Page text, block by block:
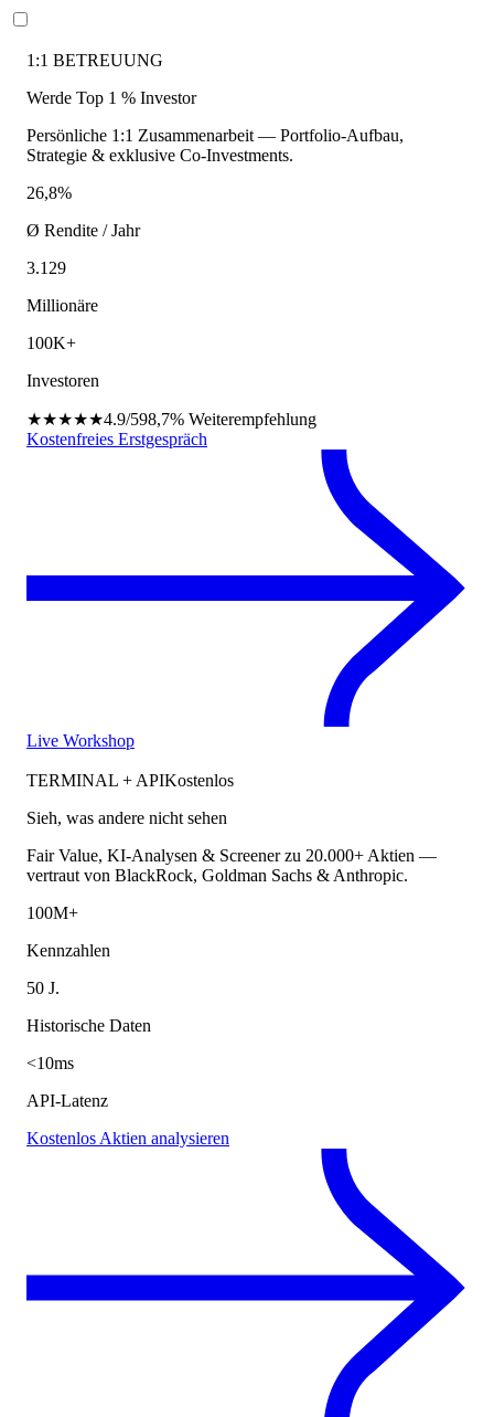
1:1 BETREUUNG
Werde Top 1 % Investor
Persönliche 1:1 Zusammenarbeit — Portfolio-Aufbau,
Strategie & exklusive Co-Investments.
26,8%
Ø Rendite / Jahr
3.129
Millionäre
100K+
Investoren
★★★★★4.9/598,7% Weiterempfehlung
Kostenfreies Erstgespräch
Live Workshop
TERMINAL + APIKostenlos
Sieh, was andere nicht sehen
Fair Value, KI-Analysen & Screener zu 20.000+ Aktien —
vertraut von BlackRock, Goldman Sachs & Anthropic.
100M+
Kennzahlen
50 J.
Historische Daten
<10ms
API-Latenz
Kostenlos Aktien analysieren